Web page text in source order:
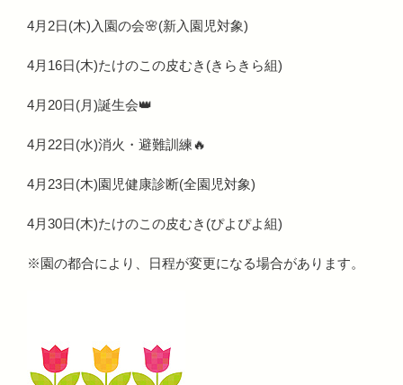
4月2日(木)入園の会🌸(新入園児対象)
4月16日(木)たけのこの皮むき(きらきら組)
4月20日(月)誕生会👑
4月22日(水)消火・避難訓練🔥
4月23日(木)園児健康診断(全園児対象)
4月30日(木)たけのこの皮むき(ぴよぴよ組)
※園の都合により、日程が変更になる場合があります。